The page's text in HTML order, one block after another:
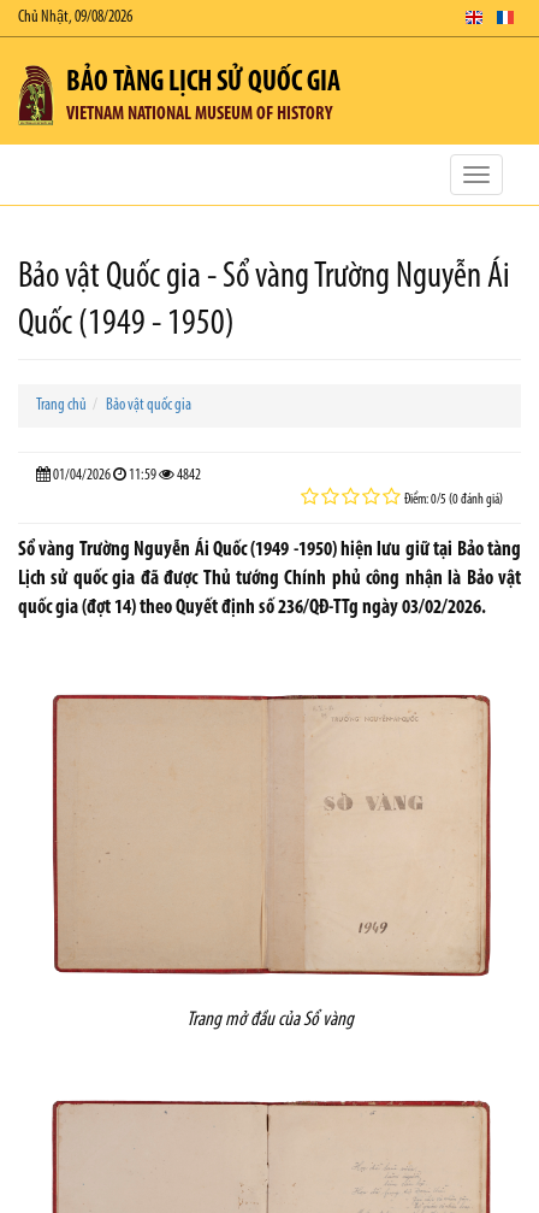
Chủ Nhật, 09/08/2026
BẢO TÀNG LỊCH SỬ QUỐC GIA
VIETNAM NATIONAL MUSEUM OF HISTORY
Toggle
Bảo vật Quốc gia - Sổ vàng Trường Nguyễn Ái
Quốc (1949 - 1950)
Trang chủ Bảo vật quốc gia
01/04/2026 11:59 4842
Điểm: 0/5 (0 đánh giá)
Sổ vàng Trường Nguyễn Ái Quốc (1949 -1950) hiện lưu giữ tại Bảo tàng
Lịch sử quốc gia đã được Thủ tướng Chính phủ công nhận là Bảo vật
quốc gia (đợt 14) theo Quyết định số 236/QĐ-TTg ngày 03/02/2026.
Trang mở đầu của Sổ vàng